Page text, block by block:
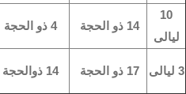
10
ليالى
14 ذو الحجة 4 ذو الحجة
3 ليالى 17 ذو الحجة 14 ذوالحجة